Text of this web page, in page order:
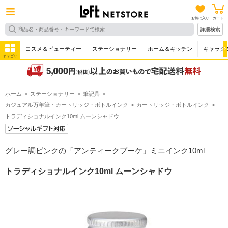
お気に入り カート
詳細検索
カテゴリ
コスメ＆ビューティー ステーショナリー ホーム＆キッチン キャラク
ホーム ステーショナリー
筆記具
カジュアル万年筆・カートリッジ・ボトルインク
カートリッジ・ボトルインク
トラディショナルインク10ml ムーンシャドウ
グレー調ピンクの「アンティークブーケ」ミニインク10ml
トラディショナルインク10ml ムーンシャドウ